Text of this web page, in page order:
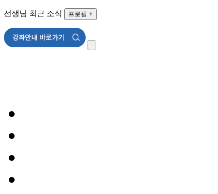
선생님 최근 소식 프로필 +